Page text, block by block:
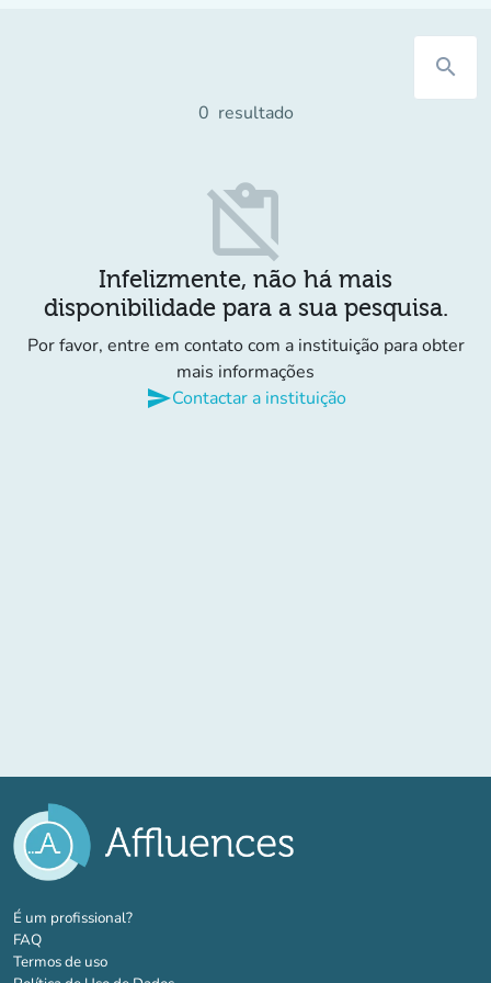
search
0 resultado
content_paste_off
Infelizmente, não há mais
disponibilidade para a sua pesquisa.
Por favor, entre em contato com a instituição para obter
mais informações
sendContactar a instituição
É um profissional?(novo separador)
FAQ
Termos de uso